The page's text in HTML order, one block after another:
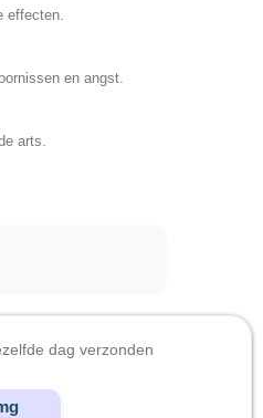
effecten.
en angst.
arts.
dag verzonden